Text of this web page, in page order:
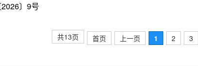
〕9号
共13页 首页 上一页 1 2 3